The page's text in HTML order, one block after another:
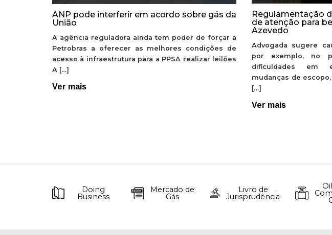
ANP pode interferir em acordo sobre gás da
União
A agência reguladora ainda tem poder de forçar a
Petrobras a oferecer as melhores condições de
acesso à infraestrutura para a PPSA realizar leilões
A […]
Ver mais
Regulamentação
de atenção para
Azevedo
Advogada sugere
por exemplo, no
dificuldades em
mudanças de
[…]
Ver mais
Doing
Business
Mercado de
Gás
Livro de
Jurisprudência